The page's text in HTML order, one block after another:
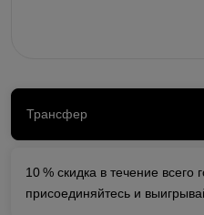
Трансфер
10 % скидка в течение
присоединяйтесь и